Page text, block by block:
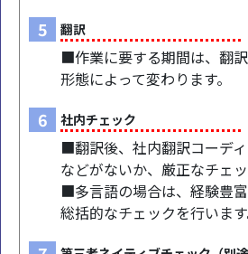
5 翻訳
■作業に要する期間は、翻
形態によって変わります。
6 社内チェック
■翻訳後、社内翻訳コーデ
などがないか、厳正なチェ
■多言語の場合は、経験豊
総括的なチェックを行います